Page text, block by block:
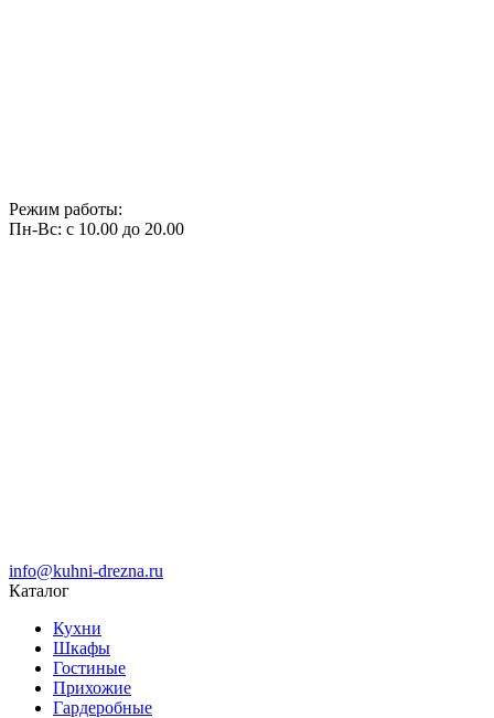
Режим работы:
Пн-Вс: с 10.00 до 20.00
info@kuhni-drezna.ru
Каталог
Кухни
Шкафы
Гостиные
Прихожие
Гардеробные